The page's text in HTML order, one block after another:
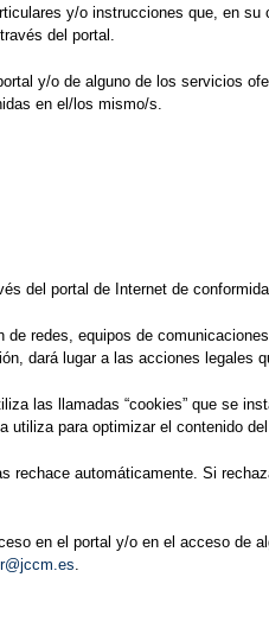
y/o instrucciones que, en
del portal.
y/o de alguno de los servicios
en el/los mismo/s.
del portal de Internet de
redes, equipos de
dará lugar a las acciones legales
las llamadas “cookies” que se
para optimizar el contenido
rechace automáticamente. Si
en el portal y/o en el acceso